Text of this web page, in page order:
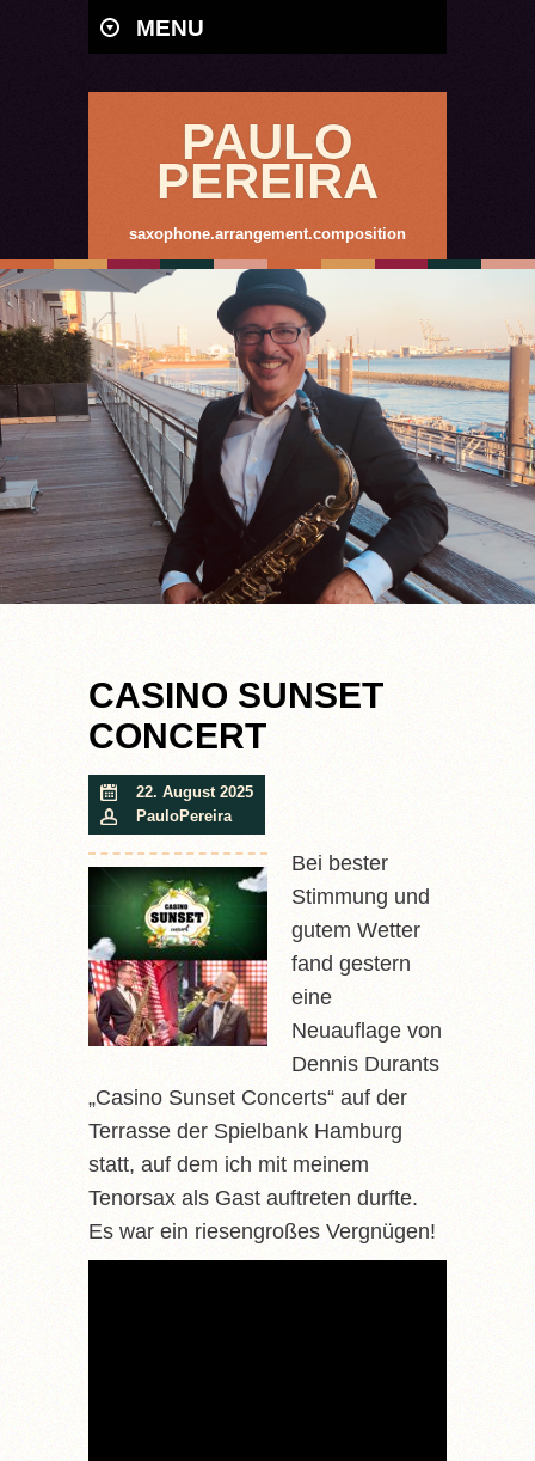
MENU
PAULO
PEREIRA
saxophone.arrangement.composition
CASINO SUNSET
CONCERT
22. August 2025
PauloPereira
Bei bester
Stimmung und
gutem Wetter
fand gestern
eine
Neuauflage von
Dennis Durants
„Casino Sunset Concerts“ auf der
Terrasse der Spielbank Hamburg
statt, auf dem ich mit meinem
Tenorsax als Gast auftreten durfte.
Es war ein riesengroßes Vergnügen!